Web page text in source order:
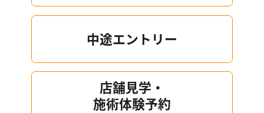
中途エントリー
店舗見学・
施術体験予約